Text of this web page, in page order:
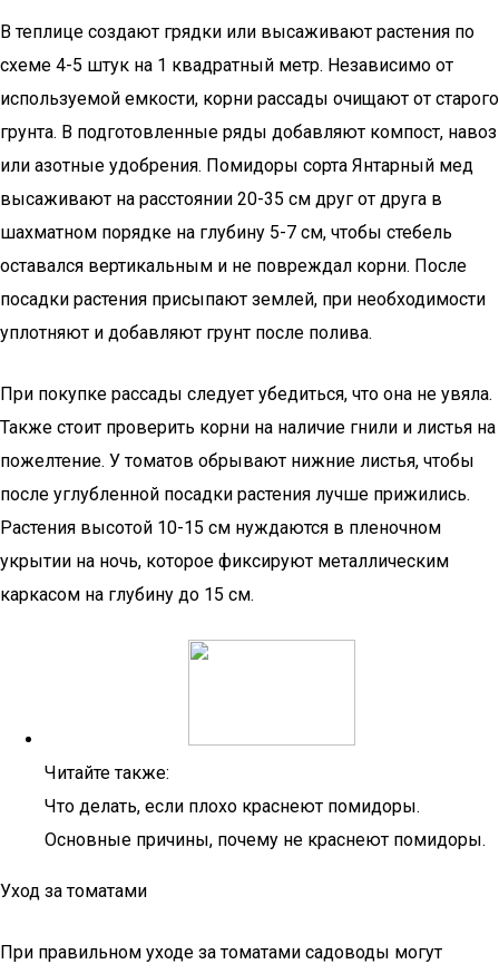
В теплице создают грядки или высаживают растения по
схеме 4-5 штук на 1 квадратный метр. Независимо от
используемой емкости, корни рассады очищают от старого
грунта. В подготовленные ряды добавляют компост, навоз
или азотные удобрения. Помидоры сорта Янтарный мед
высаживают на расстоянии 20-35 см друг от друга в
шахматном порядке на глубину 5-7 см, чтобы стебель
оставался вертикальным и не повреждал корни. После
посадки растения присыпают землей, при необходимости
уплотняют и добавляют грунт после полива.
При покупке рассады следует убедиться, что она не увяла.
Также стоит проверить корни на наличие гнили и листья на
пожелтение. У томатов обрывают нижние листья, чтобы
после углубленной посадки растения лучше прижились.
Растения высотой 10-15 см нуждаются в пленочном
укрытии на ночь, которое фиксируют металлическим
каркасом на глубину до 15 см.
Читайте также:
Что делать, если плохо краснеют помидоры.
Основные причины, почему не краснеют помидоры.
Уход за томатами
При правильном уходе за томатами садоводы могут